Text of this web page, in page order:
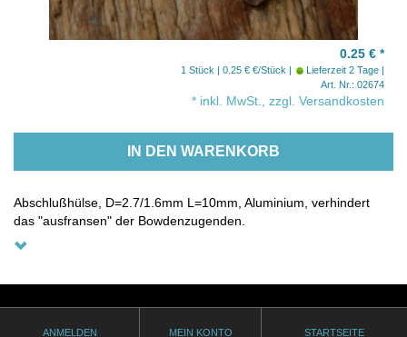
0.25 € *
1 Stück | 0.25 € €/Stück
Lieferzeit 2 Tage
Art. Nr.: 02674
* inkl. MwSt., zzgl. Versandkosten
IN DEN WARENKORB
Abschlußhülse, D=2.7/1.6mm L=10mm, Aluminium, verhindert
das "ausfransen" der Bowdenzugenden.
ANMELDEN MEIN KONTO STARTSEITE